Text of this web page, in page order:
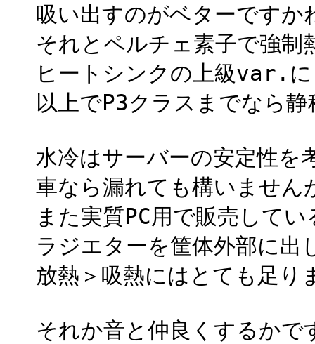
吸い出すのがベターですか
それとペルチェ素子で強制
ヒートシンクの上級var.
以上でP3クラスまでなら
水冷はサーバーの安定性を
車なら漏れても構いません
また実質PC用で販売して
ラジエターを筐体外部に出
放熱＞吸熱にはとても足り
それか音と仲良くするか